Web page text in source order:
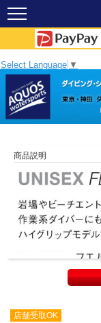
Select Language ▼
商品説明
店舗受取OK